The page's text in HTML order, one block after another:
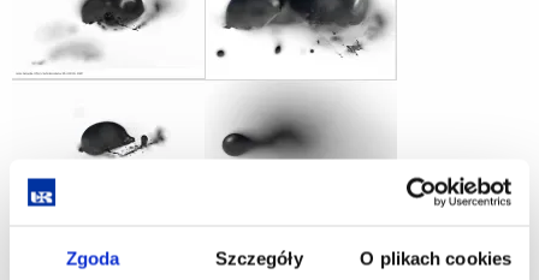
Zgoda Szczegóły O plikach cookies